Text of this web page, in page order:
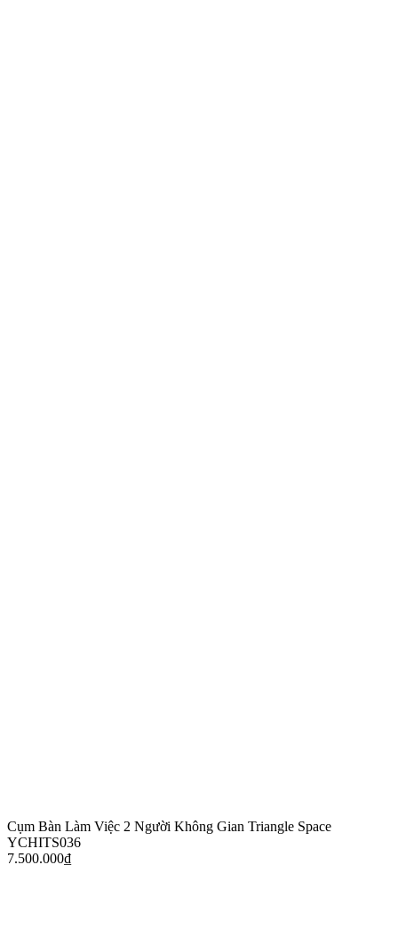
Cụm Bàn Làm Việc 2 Người Không Gian Triangle Space
YCHITS036
7.500.000₫